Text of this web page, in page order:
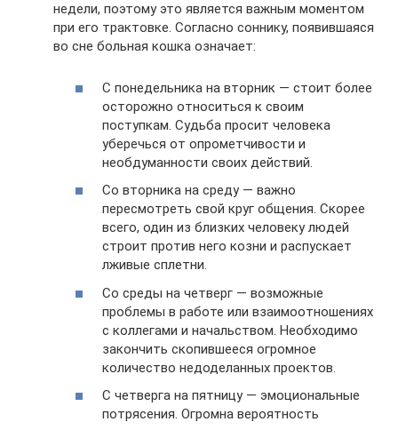
недели, поэтому это является важным моментом
при его трактовке. Согласно соннику, появившаяся
во сне больная кошка означает:
С понедельника на вторник — стоит более
осторожно относиться к своим
поступкам. Судьба просит человека
уберечься от опрометчивости и
необдуманности своих действий.
Со вторника на среду — важно
пересмотреть свой круг общения. Скорее
всего, один из близких человеку людей
строит против него козни и распускает
лживые сплетни.
Со среды на четверг — возможные
проблемы в работе или взаимоотношениях
с коллегами и начальством. Необходимо
закончить скопившееся огромное
количество недоделанных проектов.
С четверга на пятницу — эмоциональные
потрясения. Огромна вероятность